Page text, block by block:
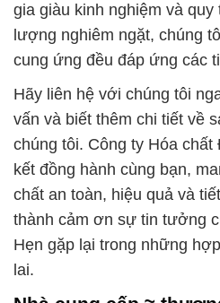
gia giàu kinh nghiệm và
lượng nghiêm ngặt, chúng
cung ứng đều đáp ứng các
Hãy liên hệ với chúng tôi
vấn và biết thêm chi tiết về
chúng tôi. Công ty Hóa
kết đồng hành cùng bạn,
chất an toàn, hiệu quả và
thành cảm ơn sự tin tưởng
Hẹn gặp lại trong những
lai.